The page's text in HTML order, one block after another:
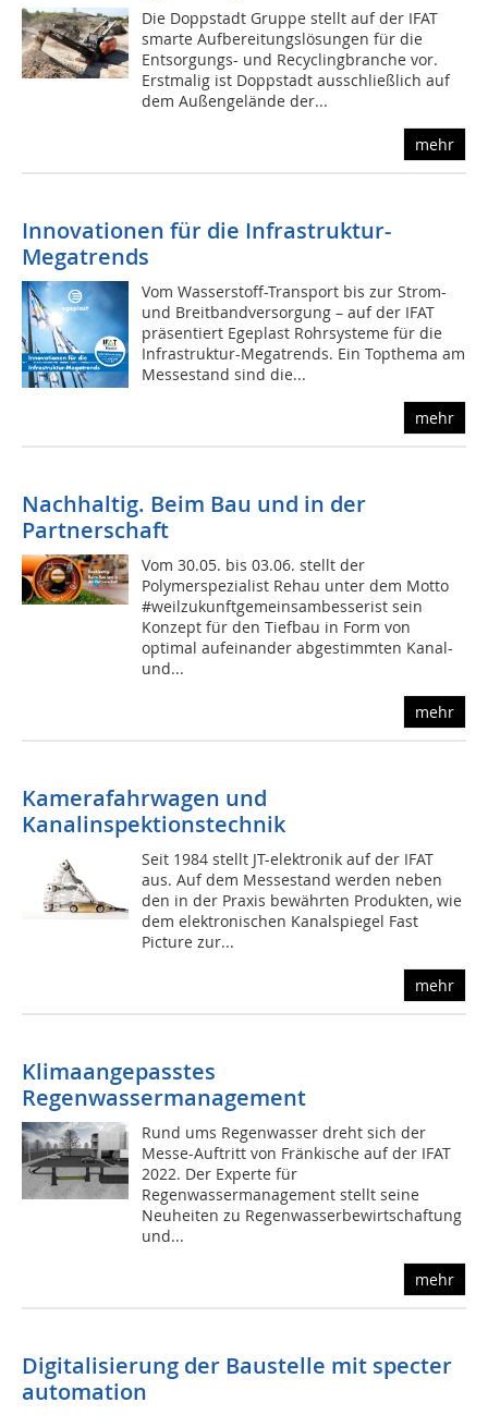
Die Doppstadt Gruppe stellt auf der IFAT
smarte Aufbereitungslösungen für die
Entsorgungs- und Recyclingbranche vor.
Erstmalig ist Doppstadt ausschließlich auf
dem Außengelände der...
mehr
Innovationen für die Infrastruktur-
Megatrends
Vom Wasserstoff-Transport bis zur Strom-
und Breitbandversorgung – auf der IFAT
präsentiert Egeplast Rohrsysteme für die
Infrastruktur-Megatrends. Ein Topthema am
Messestand sind die...
mehr
Nachhaltig. Beim Bau und in der
Partnerschaft
Vom 30.05. bis 03.06. stellt der
Polymerspezialist Rehau unter dem Motto
#weilzukunftgemeinsambesserist sein
Konzept für den Tiefbau in Form von
optimal aufeinander abgestimmten Kanal-
und...
mehr
Kamerafahrwagen und
Kanalinspektionstechnik
Seit 1984 stellt JT-elektronik auf der IFAT
aus. Auf dem Messestand werden neben
den in der Praxis bewährten Produkten, wie
dem elektronischen Kanalspiegel Fast
Picture zur...
mehr
Klimaangepasstes
Regenwassermanagement
Rund ums Regenwasser dreht sich der
Messe-Auftritt von Fränkische auf der IFAT
2022. Der Experte für
Regenwassermanagement stellt seine
Neuheiten zu Regenwasserbewirtschaftung
und...
mehr
Digitalisierung der Baustelle mit specter
automation